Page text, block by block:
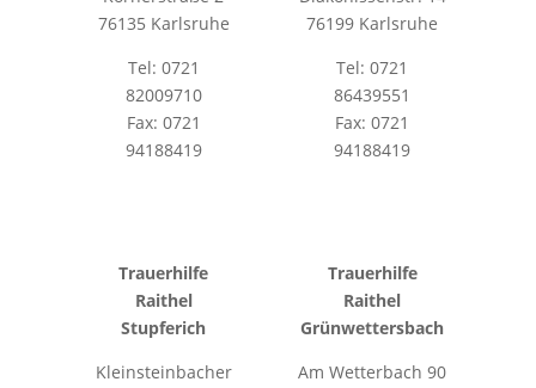
76135 Karlsruhe
Tel: 0721
82009710
Fax: 0721
94188419
76199 Karlsruhe
Tel: 0721
86439551
Fax: 0721
94188419
Trauerhilfe
Raithel
Stupferich
Kleinsteinbacher
Trauerhilfe
Raithel
Grünwettersbach
Am Wetterbach 90